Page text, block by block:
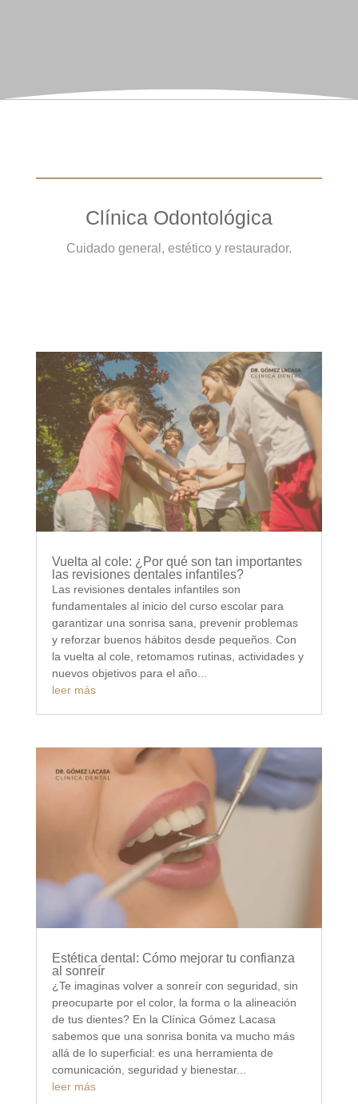
Clínica Odontológica
Cuidado general, estético y restaurador.
Vuelta al cole: ¿Por qué son tan importantes
las revisiones dentales infantiles?
Las revisiones dentales infantiles son
fundamentales al inicio del curso escolar para
garantizar una sonrisa sana, prevenir problemas
y reforzar buenos hábitos desde pequeños. Con
la vuelta al cole, retomamos rutinas, actividades y
nuevos objetivos para el año...
leer más
Estética dental: Cómo mejorar tu confianza
al sonreír
¿Te imaginas volver a sonreír con seguridad, sin
preocuparte por el color, la forma o la alineación
de tus dientes? En la Clínica Gómez Lacasa
sabemos que una sonrisa bonita va mucho más
allá de lo superficial: es una herramienta de
comunicación, seguridad y bienestar...
leer más